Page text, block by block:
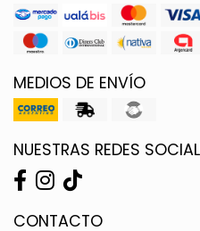
MEDIOS DE ENVÍO
NUESTRAS REDES
CONTACTO